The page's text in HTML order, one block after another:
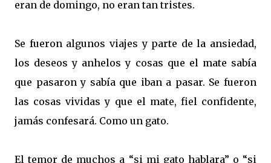
eran de domingo, no eran tan tristes.
Se fueron algunos viajes y parte de la ansiedad,
los deseos y anhelos y cosas que el mate sabía
que pasaron y sabía que iban a pasar. Se fueron
las cosas vividas y que el mate, fiel confidente,
jamás confesará. Como un gato.
El temor de muchos a “si mi gato hablara” o “si